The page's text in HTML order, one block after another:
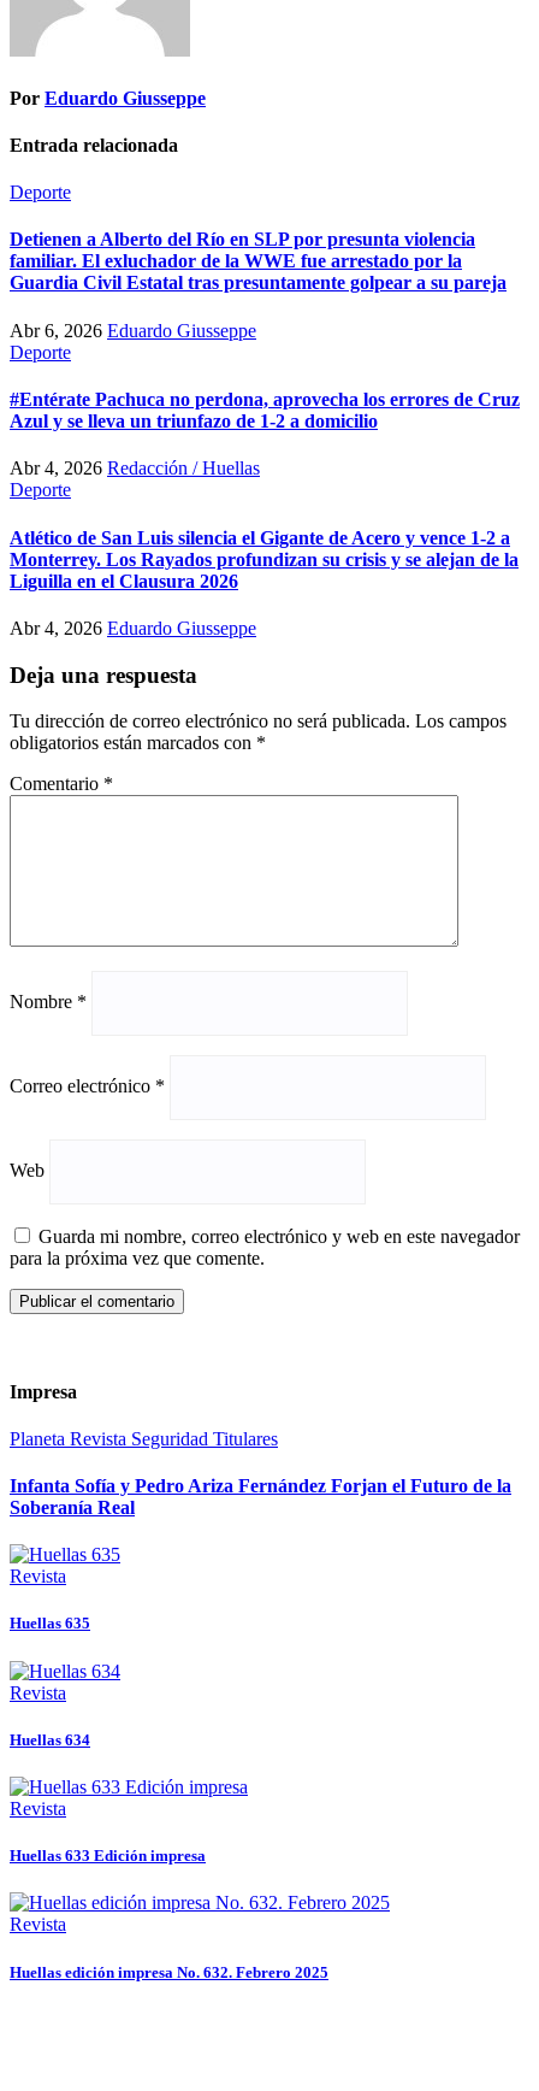
Por Eduardo Giusseppe
Entrada relacionada
Deporte
Detienen a Alberto del Río en SLP por presunta violencia
familiar. El exluchador de la WWE fue arrestado por la
Guardia Civil Estatal tras presuntamente golpear a su pareja
Abr 6, 2026 Eduardo Giusseppe
Deporte
#Entérate Pachuca no perdona, aprovecha los errores de Cruz
Azul y se lleva un triunfazo de 1-2 a domicilio
Abr 4, 2026 Redacción / Huellas
Deporte
Atlético de San Luis silencia el Gigante de Acero y vence 1-2 a
Monterrey. Los Rayados profundizan su crisis y se alejan de la
Liguilla en el Clausura 2026
Abr 4, 2026 Eduardo Giusseppe
Deja una respuesta
Tu dirección de correo electrónico no será publicada. Los campos
obligatorios están marcados con *
Comentario *
Nombre *
Correo electrónico *
Web
Guarda mi nombre, correo electrónico y web en este navegador
para la próxima vez que comente.
Impresa
Planeta Revista Seguridad Titulares
Infanta Sofía y Pedro Ariza Fernández Forjan el Futuro de la
Soberanía Real
Revista
Huellas 635
Revista
Huellas 634
Revista
Huellas 633 Edición impresa
Revista
Huellas edición impresa No. 632. Febrero 2025